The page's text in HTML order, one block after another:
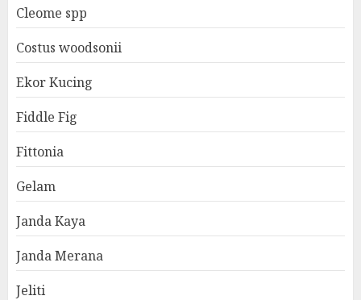
Cleome spp
Costus woodsonii
Ekor Kucing
Fiddle Fig
Fittonia
Gelam
Janda Kaya
Janda Merana
Jeliti